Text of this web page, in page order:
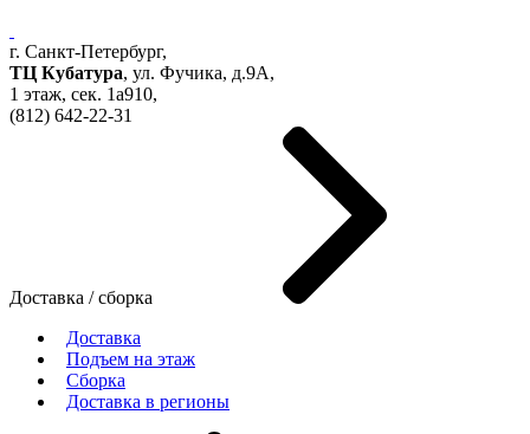
г. Санкт-Петербург,
ТЦ Кубатура, ул. Фучика, д.9А,
1 этаж, сек. 1a910,
(812) 642-22-31
Доставка / сборка
Доставка
Подъем на этаж
Сборка
Доставка в регионы